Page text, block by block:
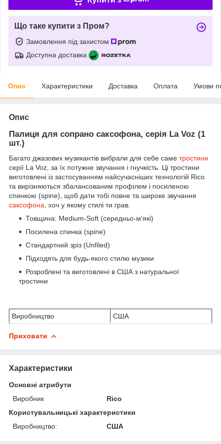
Що таке купити з Пром?
Замовлення під захистом
Доступна доставка
Опис Характеристики Доставка Оплата Умови
Опис
Палиця для сопрано саксофона, серія La Voz (1
шт.)
Багато джазових музикантів вибрали для себе саме тростини
серії La Voz, за їх потужне звучання і гнучкість. Ці тростини
виготовлені із застосуванням найсучасніших технологій Rico
та вирізняються збалансованим профілем і посиленою
спинкою (spine), щоб дати тобі повне та широке звучання
саксофона , хоч у якому стилі ти грав.
Товщина: Medium-Soft (середньо-м'які)
Посилена спинка (spine)
Стандартний зріз (Unfiled)
Підходять для будь-якого стилю музики
Розроблені та виготовлені в США з натуральної
тростини
Виробництво США
Приховати
Характеристики
Основні атрибути
Виробник
Rico
Користувальницькі характеристики
Виробництво:
США